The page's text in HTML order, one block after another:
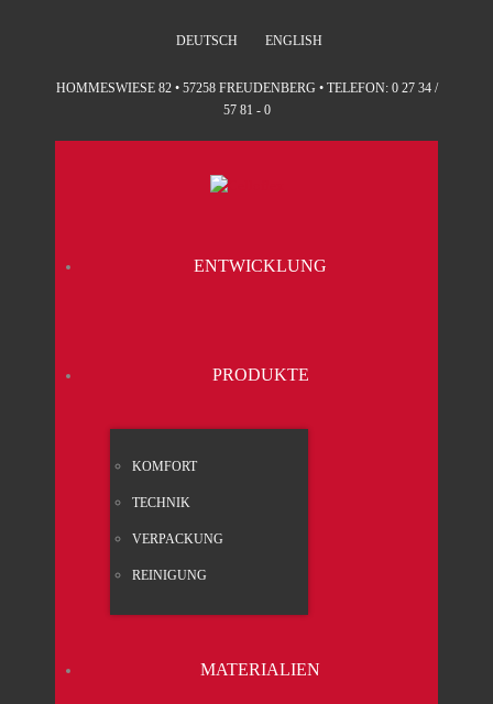
DEUTSCH ENGLISH
HOMMESWIESE 82 • 57258 FREUDENBERG • TELEFON: 0 27 34 /
57 81 - 0
ENT­WICK­LUNG
PRO­DUK­TE
KOM­FORT
TECH­NIK
VER­PA­CKUNG
REI­NI­GUNG
MATE­RIA­LI­EN